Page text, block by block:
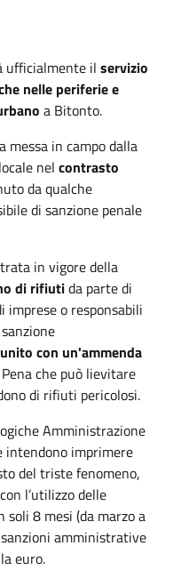
ufficialmente il servizio
nelle periferie e
a Bitonto.
in campo dalla
nel contrasto
da qualche
di sanzione penale
in vigore della
di rifiutida parte di
imprese o responsabili
con un'ammenda
Pena che può lievitare
di rifiuti pericolosi.
Amministrazione
intendono imprimere
del triste fenomeno,
l’utilizzo delle
8 mesi (da marzo a
amministrative
euro.